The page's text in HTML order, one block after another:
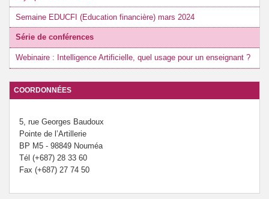
Semaine EDUCFI (Education financière) mars 2024
Série de conférences
Webinaire : Intelligence Artificielle, quel usage pour un enseignant ?
COORDONNÉES
5, rue Georges Baudoux
Pointe de l’Artillerie
BP M5 - 98849 Nouméa
Tél (+687) 28 33 60
Fax (+687) 27 74 50